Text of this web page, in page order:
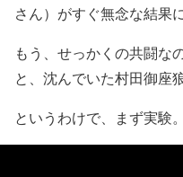
さん）がすぐ無念な結果
もう、せっかくの共闘
と、沈んでいた村田御座
というわけで、まず実験。